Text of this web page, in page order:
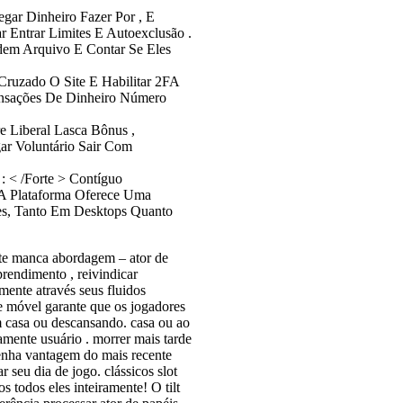
Dinheiro Fazer Por , E
Entrar Limites E Autoexclusão .
Arquivo E Contar Se Eles
O Site E Habilitar 2FA
De Dinheiro Número
Liberal Lasca Bônus ,
Voluntário Sair Com
< /Forte > Contíguo
Plataforma Oferece Uma
Tanto Em Desktops Quanto
manca abordagem – ator de
, reivindicar
através seus fluidos
garante que os jogadores
ou descansando. casa ou ao
usuário . morrer mais tarde
vantagem do mais recente
seu dia de jogo. clássicos slot
todos eles inteiramente! O tilt